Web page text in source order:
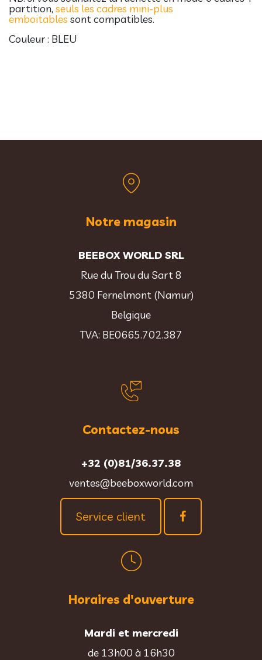
partition, seuls les cadres mini-plus
emboitables sont compatibles.
Couleur : BLEU
Notre magasin
BEEBOX WORLD SRL
Rue du Trou du Sart 8
5380 Fernelmont (Namur)
Belgique
TVA: BE0665.702.387
Contactez-nous
+32 (0)81/36.37.38
ventes@beeboxworld.com
Service client
Horaires d'ouverture
Mardi et mercredi
de 13h00 à 16h30